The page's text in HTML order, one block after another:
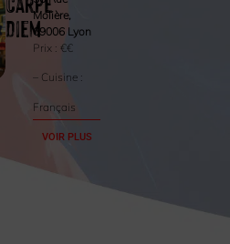
DiemMolière,
69006 Lyon
Prix :€€
– Cuisine :
Français
VOIR PLUS